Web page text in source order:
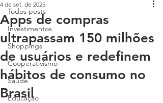
Todos posts
Investimentos
Shoppings
Cooperativismo
Saúde
Educação
Apps de compras
ultrapassam 150 milhões
de usuários e redefinem
hábitos de consumo no
Brasil
4 de set. de 2025